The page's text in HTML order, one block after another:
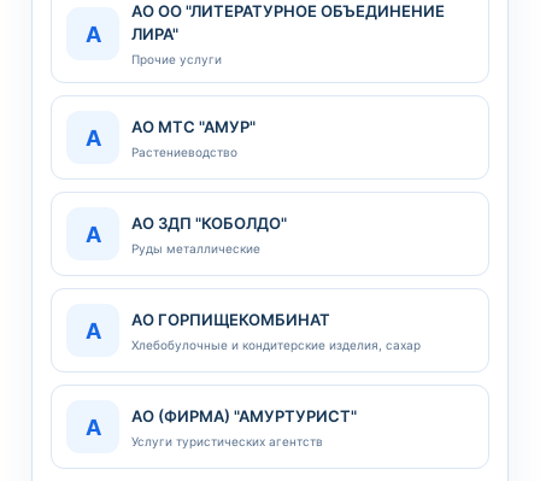
А
АО ОО "ЛИТЕРАТУРНОЕ ОБЪЕДИНЕНИЕ
ЛИРА"
Прочие услуги
А АО МТС "АМУР"
Растениеводство
А АО ЗДП "КОБОЛДО"
Руды металлические
А АО ГОРПИЩЕКОМБИНАТ
Хлебобулочные и кондитерские изделия, сахар
А АО (ФИРМА) "АМУРТУРИСТ"
Услуги туристических агентств